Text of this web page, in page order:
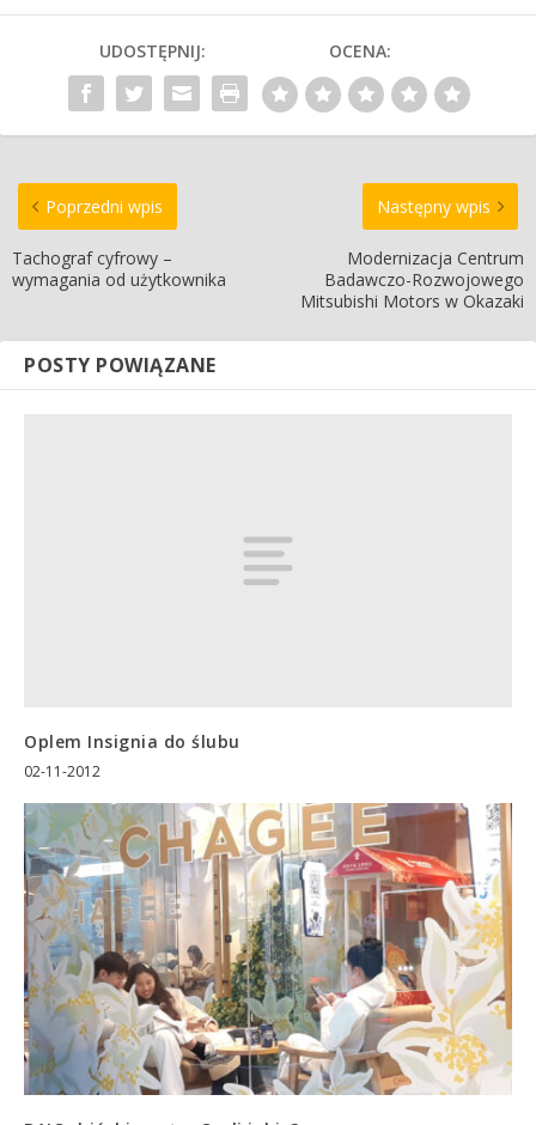
UDOSTĘPNIJ: OCENA:
Poprzedni wpis
Tachograf cyfrowy –
wymagania od użytkownika
Następny wpis
Modernizacja Centrum
Badawczo-Rozwojowego
Mitsubishi Motors w Okazaki
POSTY POWIĄZANE
Oplem Insignia do ślubu
02-11-2012